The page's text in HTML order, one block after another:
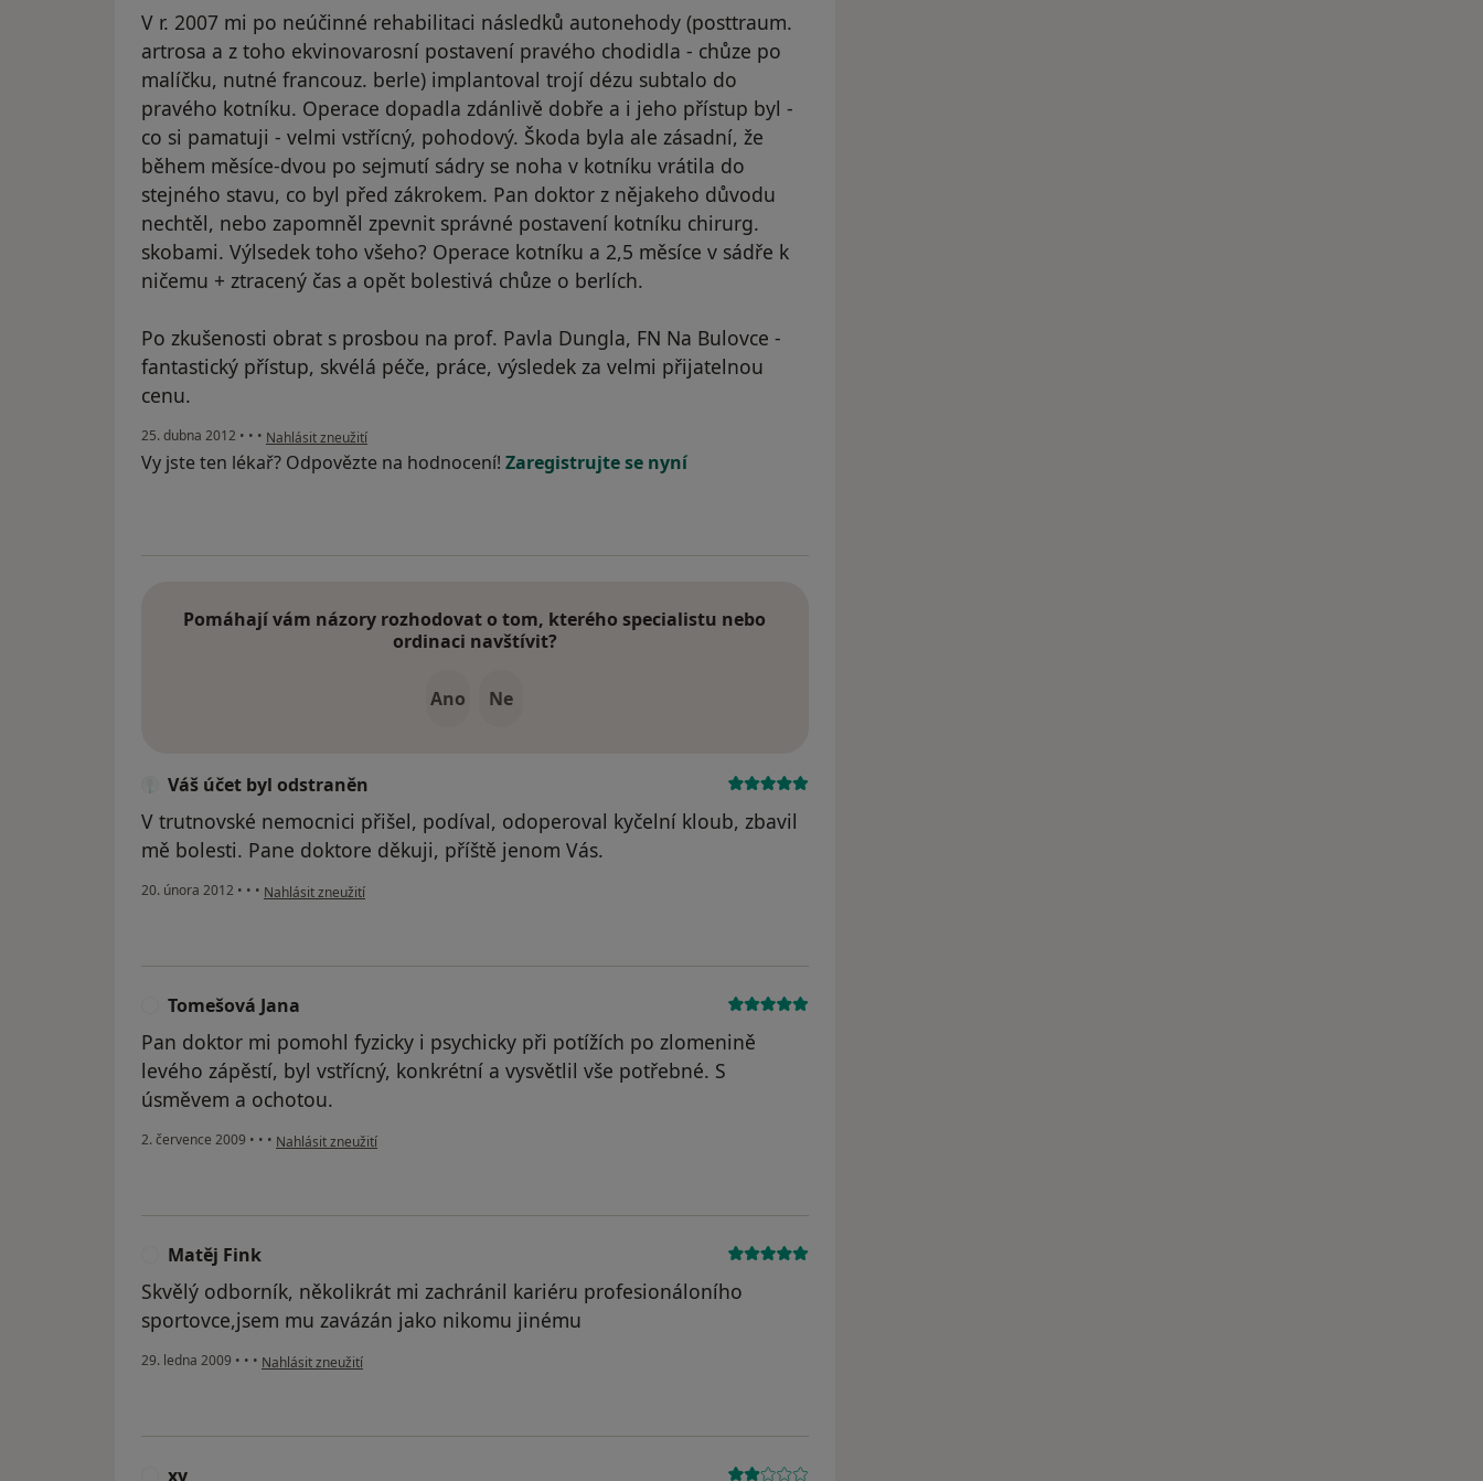
V r. 2007 mi po neúčinné rehabilitaci následků autonehody (posttraum.
artrosa a z toho ekvinovarosní postavení pravého chodidla - chůze po
malíčku, nutné francouz. berle) implantoval trojí dézu subtalo do
pravého kotníku. Operace dopadla zdánlivě dobře a i jeho přístup byl -
co si pamatuji - velmi vstřícný, pohodový. Škoda byla ale zásadní, že
během měsíce-dvou po sejmutí sádry se noha v kotníku vrátila do
stejného stavu, co byl před zákrokem. Pan doktor z nějakeho důvodu
nechtěl, nebo zapomněl zpevnit správné postavení kotníku chirurg.
skobami. Výlsedek toho všeho? Operace kotníku a 2,5 měsíce v sádře k
ničemu + ztracený čas a opět bolestivá chůze o berlích.
Po zkušenosti obrat s prosbou na prof. Pavla Dungla, FN Na Bulovce -
fantastický přístup, skvélá péče, práce, výsledek za velmi přijatelnou
cenu.
25. dubna 2012 • • • podle názoru uživatele Váš účet byl odstraněn
Nahlásit zneužití
Vy jste ten lékař? Odpovězte na hodnocení! Zaregistrujte se nyní
Pomáhají vám názory rozhodovat o tom, kterého specialistu nebo
ordinaci navštívit?
Ano Ne
Váš účet byl odstraněn
V trutnovské nemocnici přišel, podíval, odoperoval kyčelní kloub, zbavil
mě bolesti. Pane doktore děkuji, příště jenom Vás.
20. února 2012 • • • podle názoru uživatele Váš účet byl odstraněn
Nahlásit zneužití
Tomešová Jana
Pan doktor mi pomohl fyzicky i psychicky při potížích po zlomenině
levého zápěstí, byl vstřícný, konkrétní a vysvětlil vše potřebné. S
úsměvem a ochotou.
2. července 2009 • • • podle názoru uživatele Tomešová Jana
Nahlásit zneužití
Matěj Fink
Skvělý odborník, několikrát mi zachránil kariéru profesionáloního
sportovce,jsem mu zavázán jako nikomu jinému
29. ledna 2009 • • • podle názoru uživatele Matěj Fink
Nahlásit zneužití
xy